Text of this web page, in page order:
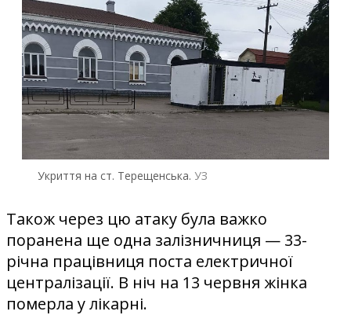
Укриття на ст. Терещенська.УЗ
Також через цю атаку була важко
поранена ще одна залізничниця — 33-
річна працівниця поста електричної
централізації. В ніч на 13 червня жінка
померла у лікарні.